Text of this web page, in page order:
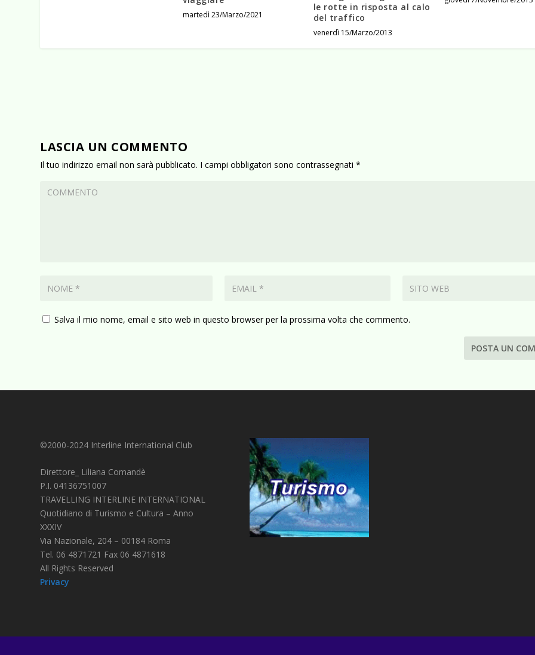
martedì 23/Marzo/2021
le rotte in risposta al calo
del traffico
venerdì 15/Marzo/2013
LASCIA UN COMMENTO
Il tuo indirizzo email non sarà pubblicato. I campi obbligatori sono contrassegnati*
Salva il mio nome, email e sito web in questo browser per la prossima volta che commento.
©2000-2024 Interline International Club
Direttore_ Liliana Comandè
P.I. 04136751007
TRAVELLING INTERLINE INTERNATIONAL
Quotidiano di Turismo e Cultura – Anno
XXXIV
Via Nazionale, 204 – 00184 Roma
Tel. 06 4871721 Fax 06 4871618
All Rights Reserved
Privacy